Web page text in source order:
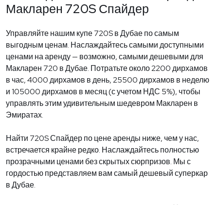
Макларен 720S Спайдер
Управляйте нашим купе 720S в Дубае по самым
выгодным ценам. Наслаждайтесь самыми доступными
ценами на аренду — возможно, самыми дешевыми для
Макларен 720 в Дубае. Потратьте около 2200 дирхамов
в час, 4000 дирхамов в день, 25500 дирхамов в неделю
и 105000 дирхамов в месяц (с учетом НДС 5%), чтобы
управлять этим удивительным шедевром Макларен в
Эмиратах.
Найти 720S Спайдер по цене аренды ниже, чем у нас,
встречается крайне редко. Наслаждайтесь полностью
прозрачными ценами без скрытых сюрпризов. Мы с
гордостью представляем вам самый дешевый суперкар
в Дубае.